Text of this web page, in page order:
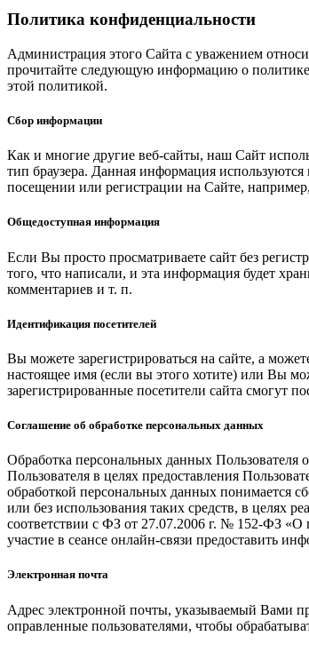
Политика конфиденциальности
Администрация этого Сайта с уважением
прочитайте следующую информацию о
этой политикой.
Сбор информации
Как и многие другие веб-сайты, наш Сайт
тип браузера. Данная информация
посещении или регистрации на Сайте,
Общедоступная информация
Если Вы просто просматриваете сайт без
того, что написали, и эта информация будет
комментариев и т. п.
Идентификация посетителей
Вы можете зарегистрироваться на сайте, а
настоящее имя (если вы этого хотите) или Вы
зарегистрированные посетители сайта смогут
Соглашение об обработке персональных данных
Обработка персональных данных Пользователя
Пользователя в целях предоставления
обработкой персональных данных понимается
или без использования таких средств, в целях
соответствии с ФЗ от 27.07.2006 г. № 152-ФЗ «О
участие в сеансе онлайн-связи предоставить
Электронная почта
Адрес электронной почты, указываемый Вами
оправленные пользователями, чтобы